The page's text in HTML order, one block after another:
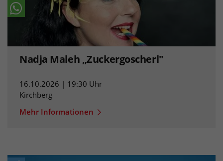
Nadja Maleh „Zuckergoscherl"
16.10.2026 | 19:30 Uhr
Kirchberg
Mehr Informationen